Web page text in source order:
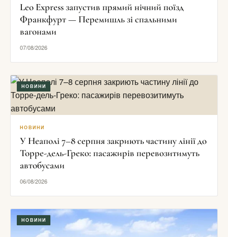
Leo Express запустив прямий нічний поїзд
Франкфурт — Перемишль зі спальними
вагонами
07/08/2026
НОВИНИ
НОВИНИ
У Неаполі 7–8 серпня закриють частину лінії до
Торре-дель-Греко: пасажирів перевозитимуть
автобусами
06/08/2026
НОВИНИ